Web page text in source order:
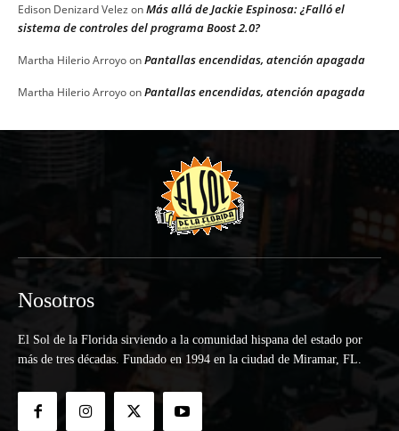
Edison Denizard Velez onMás allá de Jackie Espinosa: ¿Falló el
sistema de controles del programa Boost 2.0?
Martha Hilerio ArroyoonPantallas encendidas, atención apagada
Martha Hilerio ArroyoonPantallas encendidas, atención apagada
Nosotros
El Sol de la Florida sirviendo a la comunidad hispana del estado por
más de tres décadas. Fundado en 1994 en la ciudad de Miramar, FL.